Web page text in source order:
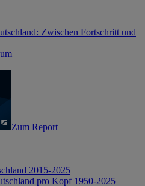
Zwischen Fortschritt und
Zum Report
2015-2025
pro Kopf 1950-2025